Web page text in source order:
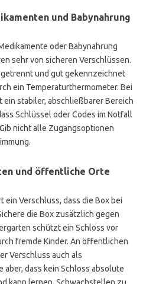
und Babynahrung
oder Babynahrung
sehr von sicheren Verschlüssen.
und gut gekennzeichnet
ein Temperaturthermometer. Bei
ein stabiler, abschließbarer Bereich
Schlüssel oder Codes im Notfall
nicht alle Zugangsoptionen
und öffentliche Orte
ein Verschluss, dass die Box bei
die Box zusätzlich gegen
schützt ein Schloss vor
fremde Kinder. An öffentlichen
Verschluss auch als
aber, dass kein Schloss absolute